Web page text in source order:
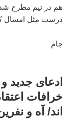
هم در تیم مطرح
درست مثل امسال
جام
ادعای جدید
خرافات
اند/ آه و